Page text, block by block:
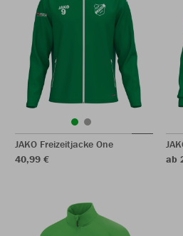
JAKO Freizeitjacke One
40,99 €
ab